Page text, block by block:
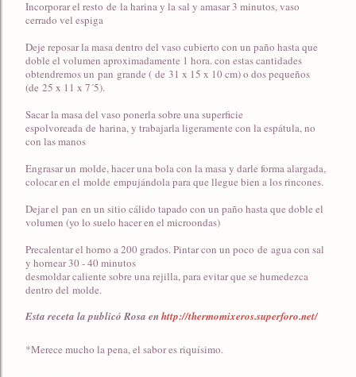
Incorporar el resto de la harina y la sal y amasar 3 minutos, vaso
cerrado vel espiga
Deje reposar la masa dentro del vaso cubierto con un paño hasta que
doble el volumen aproximadamente 1 hora. con estas cantidades
obtendremos un pan grande ( de 31 x 15 x 10 cm) o dos pequeños
(de 25 x 11 x 7´5).
Sacar la masa del vaso ponerla sobre una superficie
espolvoreada de harina, y trabajarla ligeramente con la espátula, no
con las manos
Engrasar un molde, hacer una bola con la masa y darle forma alargada,
colocar en el molde empujándola para que llegue bien a los rincones.
Dejar el pan en un sitio cálido tapado con un paño hasta que doble el
volumen (yo lo suelo hacer en el microondas)
Precalentar el horno a 200 grados. Pintar con un poco de agua con sal
y hornear 30 - 40 minutos
desmoldar caliente sobre una rejilla, para evitar que se humedezca
dentro del molde.
Esta receta la publicó Rosa enhttp://thermomixeros.superforo.net/
*Merece mucho la pena, el sabor es riquísimo.